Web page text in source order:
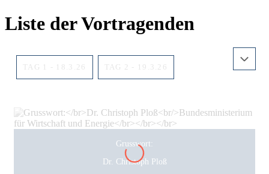
Liste der Vortragenden
TAG 1 - 18.3.26 TAG 2 - 19.3.26
Grusswort:
Dr. Christoph Ploß